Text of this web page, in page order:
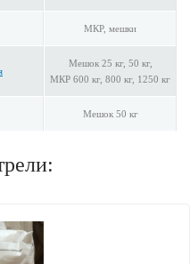
МКР, мешки
Мешок 25 кг, 50 кг,
МКР 600 кг, 800 кг, 1250 кг
Мешок 50 кг